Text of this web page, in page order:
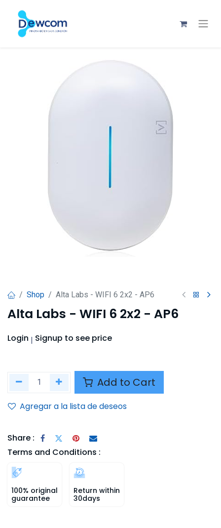
Shop Alta Labs - WIFI 6 2x2 - AP6
Alta Labs - WIFI 6 2x2 - AP6
Login | Signup to see price
Add to Cart
Agregar a la lista de deseos
Share :
Terms and Conditions :
100% original
guarantee
Return within
30days